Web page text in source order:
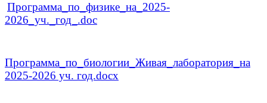
Программа_по_физике_на_2025-
2026_уч._год_.doc
Программа_по_биологии_Живая_лаборатория_на
2025-2026 уч. год.docx